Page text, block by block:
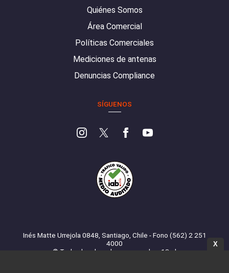
Quiénes Somos
Área Comercial
Políticas Comerciales
Mediciones de antenas
Denuncias Compliance
SÍGUENOS
Inés Matte Urrejola 0848, Santiago, Chile - Fono (562) 2 251
4000
© Todos los derechos reservados. 13.cl
X